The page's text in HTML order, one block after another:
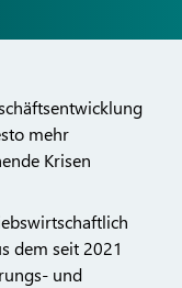
mehr
Krisen
dem seit 2021
und